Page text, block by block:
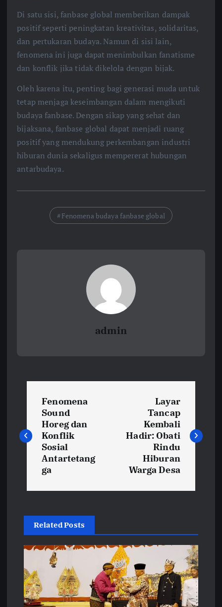
Di satu sisi, fanbase global memberikan dampak
positif seperti peningkatan kreativitas, solidaritas,
dan pertukaran budaya. Namun di sisi lain,
fenomena ini juga dapat menimbulkan fanatisme
dan konflik jika tidak dikelola dengan bijak.
Oleh karena itu, penting bagi generasi muda untuk
tetap menjaga keseimbangan dalam mengikuti
budaya fanbase. Dengan sikap yang sehat dan
bijaksana, fanbase global dapat menjadi ruang
positif yang mendukung perkembangan industri
hiburan dunia sekaligus mempererat hubungan
antarbudaya.
Fenomena budaya fanbase global
admin
v
g
a
s
p
Fenomena
Sound
Horeg dan
Konflik
Sosial
Antartetang
ga
Layar
Tancap
Kembali
Hadir: Obati
Rindu
Hiburan
Warga Desa
Related Posts